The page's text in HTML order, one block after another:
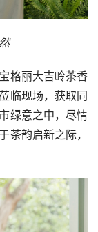
格丽大吉岭茶香
临现场，获取同
绿意之中，尽情
茶韵启新之际，